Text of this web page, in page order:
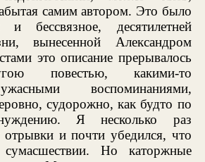
самим автором. Это было
и бессвязное, десятилетней
вынесенной Александром
это описание прерывалось
повестью, какими-то
воспоминаниями,
судорожно, как будто по
Я несколько раз
отрывки и почти убедился, что
Но каторжные